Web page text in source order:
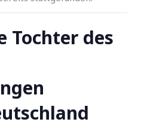
Tochter des